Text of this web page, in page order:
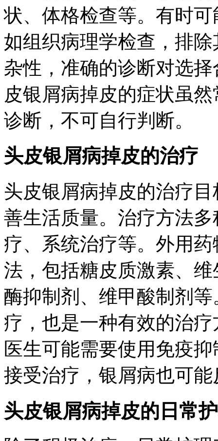
状、体格检查等。有时
如组织病理学检查，排
杂性，准确的诊断对选
皮银屑病掉皮的症状虽
诊断，不可自行判断。
头皮银屑病掉皮的治疗
头皮银屑病掉皮的治疗
善生活质量。治疗方法
疗、系统治疗等。外用
法，包括糖皮质激素、
酶抑制剂、维甲酸制剂
疗，也是一种有效的治
医生可能需要使用免疫
接受治疗，银屑病也可能
头皮银屑病掉皮的日常